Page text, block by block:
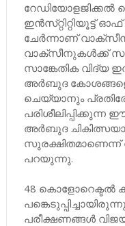
റേഡിയോളജിക്കല്‍
ഇന്‍സ്‌റ്റിറ്റിയൂട്ട്‌
ചേര്‍ന്നാണ്‌ വാക്‌സീന്‍
വാക്‌സീനുകള്‍ക്ക്‌
സാങ്കേതിക വിദ്യ
അര്‍ബുദ കോശങ്ങളെ
ചെയ്യാനും
അര്‍ബുദ
സുരക്ഷിതമാണെന്ന്‌
പറയുന്നു.
48 കൊളോറെക്ടല്‍
പരീക്ഷണങ്ങള്‍